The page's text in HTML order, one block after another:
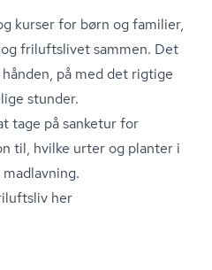
kurser for børn og familier,
friluftslivet sammen. Det
på med det rigtige
stunder.
tage på sanketur for
til, hvilke urter og planter i
her